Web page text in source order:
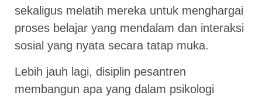
sekaligus melatih mereka untuk menghargai
proses belajar yang mendalam dan interaksi
sosial yang nyata secara tatap muka.
Lebih jauh lagi, disiplin pesantren
membangun apa yang dalam psikologi